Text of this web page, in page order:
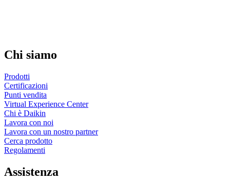
Chi siamo
Prodotti
Certificazioni
Punti vendita
Virtual Experience Center
Chi è Daikin
Lavora con noi
Lavora con un nostro partner
Cerca prodotto
Regolamenti
Assistenza